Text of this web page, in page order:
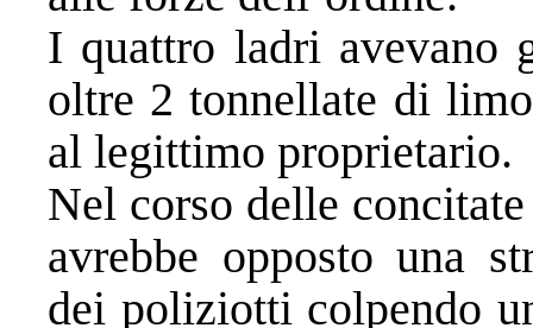
I quattro ladri avevano
oltre 2 tonnellate di
al legittimo proprietario.
Nel corso delle
avrebbe opposto una
dei poliziotti colpendo